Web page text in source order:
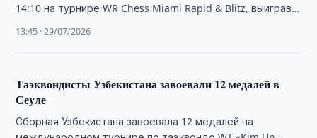
14:10 на турнире WR Chess Miami Rapid & Blitz, выиграв
13:45 · 29/07/2026
Таэквондисты Узбекистана завоевали 12 медалей в
Сеуле
Сборная Узбекистана завоевала 12 медалей на